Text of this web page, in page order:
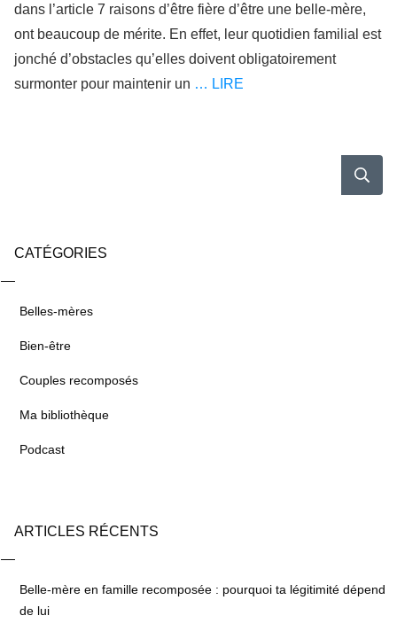
dans l’article 7 raisons d’être fière d’être une belle-mère,
ont beaucoup de mérite. En effet, leur quotidien familial est
jonché d’obstacles qu’elles doivent obligatoirement
surmonter pour maintenir un … LIRE
CATÉGORIES
Belles-mères
Bien-être
Couples recomposés
Ma bibliothèque
Podcast
ARTICLES RÉCENTS
Belle-mère en famille recomposée : pourquoi ta légitimité dépend
de lui